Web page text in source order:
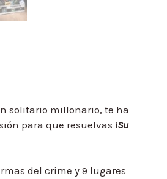
solitario millonario, te ha
para que resuelvas ¡Su
del crime y 9 lugares